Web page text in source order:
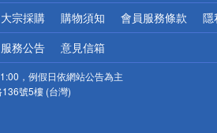
大宗採購 購物須知 會員服務條款 隱
服務公告 意見信箱
，例假日依網站公告為主
號5樓 (台灣)